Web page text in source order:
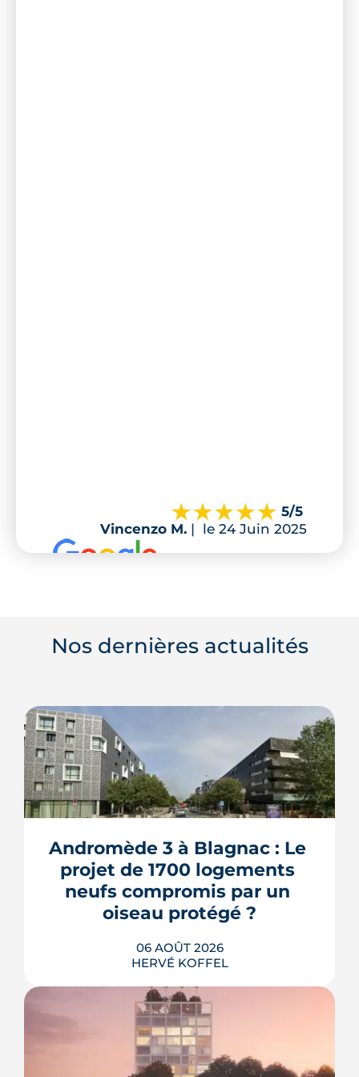
5/5
Vincenzo M. | le 24 Juin 2025
Nos dernières actualités
Andromède 3 à Blagnac : Le
projet de 1700 logements
neufs compromis par un
oiseau protégé ?
06 AOÛT 2026
HERVÉ KOFFEL
La troisième et dernière phase de